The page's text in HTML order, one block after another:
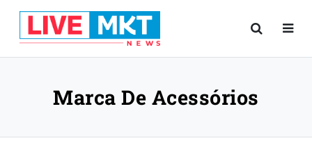
Marca De Acessórios